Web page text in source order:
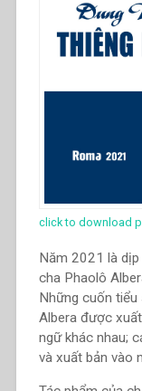
click to download
Năm 2021 là
cha Phaolô
Những cuốn
Albera được
ngữ khác nhau;
và xuất bản vào